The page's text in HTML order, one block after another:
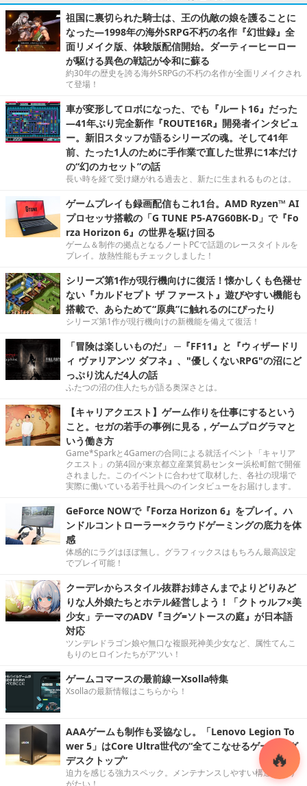
祖国に裏切られた騎士は、王の仇敵の娘を護ることに
なった―1998年の海外SRPG不朽の名作『幻世録』全
面リメイク版、体験版配信開始。ダーティーヒーロー
が駆ける異色の戦記が令和に蘇る
約30年の歴史を誇る海外SRPGの不朽の名作が全面リメイクされ
て登場！
車が変形してロボになった、でも『ルート16』だった
―41年ぶり完全新作『ROUTE16R』開発者インタビュ
ー。新旧スタッフが語るシリーズの魂。そして41年
前、たった1人のために手作業で直した世界に1本だけ
の“幻のカセット”の話
長い時を経て受け継がれる過去と、新たに生まれるものとは。
ゲームプレイも録画配信もこれ1台。AMD Ryzen™ AI
プロセッサ搭載の「G TUNE P5-A7G60BK-D」で『Fo
rza Horizon 6』の世界を駆け回る
ゲーム＆制作の拠点となるノートPCで話題のレースタイトルを
プレイ。放熱性能もチェックしました！
シリーズ第1作が現行機向けに復活！懐かしくも色褪せ
ない『カルドセプト ザ ファースト』遊びやすい機能も
搭載で、あらためて“原典”に触れるのにぴったり
シリーズ第1作が現行機向けの新機能を備えて復活！
「冒険は楽しいものだ」 ─『FF11』と『ウィザードリ
ィ ヴァリアンツ ダフネ』、"優しくないRPG"の沼にど
っぷり沈んだ4人の話
ふたつの沼の住人たちが語る奥深さとは。
【キャリアクエスト】ゲーム作りを仕事にするという
こと。セガの若手の事例に見る，ゲームプログラマと
いう働き方
Game*Sparkと4Gamerの合同による就活イベント「キャリア
クエスト」の第4回が東京都立産業貿易センター浜松町館で開催
されました。このイベントに合わせて取材した、各社の現場で
実際に働いている若手社員へのインタビューをお届けします。
GeForce NOWで『Forza Horizon 6』をプレイ。ハ
ンドルコントローラー×クラウドゲーミングの底力を体
感
体感的にラグはほぼ無し。グラフィックスはもちろん最高設定
でプレイ可能！
クーデレからスタイル抜群お姉さんまでよりどりみど
りな人外娘たちとホテル経営しよう！「クトゥルフ×美
少女」テーマのADV『ヨグ=ソトースの庭』が日本語
対応
ツンデレドラゴン娘や無口な複眼死神美少女など、属性てんこ
もりのヒロインたちがアツい！
ゲームコマースの最前線ーXsolla特集
Xsollaの最新情報はこちらから！
AAAゲームも制作も妥協なし。「Lenovo Legion To
wer 5」はCore Ultra世代の“全てこなせるゲーミング
デスクトップ”
迫力を感じる強力スペック。メンテナンスしやすい構造もあり
がたい！